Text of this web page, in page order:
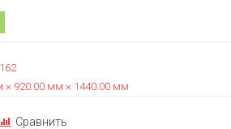
× 920.00 мм × 1440.00 мм
Сравнить